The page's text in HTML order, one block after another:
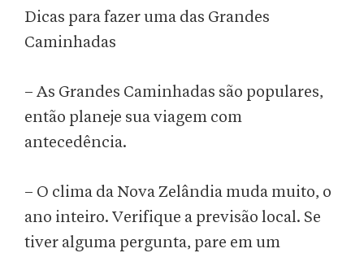
Dicas para fazer uma das Grandes
Caminhadas
– As Grandes Caminhadas são populares,
então planeje sua viagem com
antecedência.
– O clima da Nova Zelândia muda muito, o
ano inteiro. Verifique a previsão local. Se
tiver alguma pergunta, pare em um